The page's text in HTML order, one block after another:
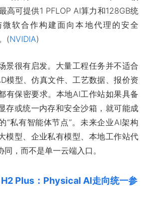
高可提供1 PFLOP AI算力和128GB统
软合作构建面向本地代理的安全
(NVIDIA)
景很有启发。大量工程任务并不适合
模型、仿真文件、工艺数据、报价资
有保密要求。本地AI工作站如果具备
存或统一内存和安全沙箱，就可能成
“私有智能体节点”。未来企业AI架构
模型、企业私有模型、本地工作站代
，而不是单一云端入口。
Plus：Physical AI走向统一参